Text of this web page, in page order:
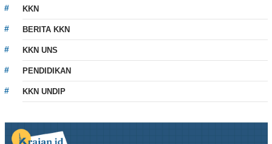
KKN
BERITA KKN
KKN UNS
PENDIDIKAN
KKN UNDIP